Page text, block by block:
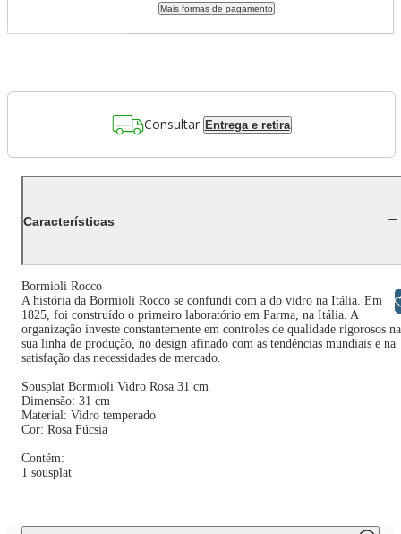
Mais formas de pagamento
Consultar Entrega e retira
Características
Bormioli Rocco
A história da Bormioli Rocco se confundi com a do vidro na Itália. Em
1825, foi construído o primeiro laboratório em Parma, na Itália. A
organização investe constantemente em controles de qualidade rigorosos na
sua linha de produção, no design afinado com as tendências mundiais e na
satisfação das necessidades de mercado.
Sousplat Bormioli Vidro Rosa 31 cm
Dimensão: 31 cm
Material: Vidro temperado
Cor: Rosa Fúcsia
Contém:
1 sousplat
Libras